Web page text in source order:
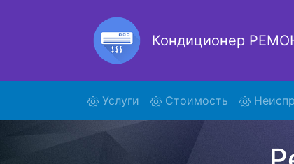
Кондиционер
Услуги (current)Стоимость
Наша